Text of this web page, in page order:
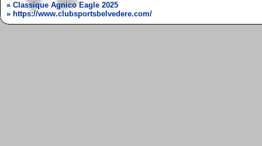
» Classique Agnico Eagle 2025
» https://www.clubsportsbelvedere.com/